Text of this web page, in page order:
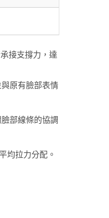
接支撐力，達
原有臉部表情
部線條的協調
均拉力分配。